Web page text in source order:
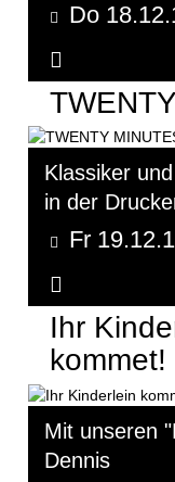
Do
Klassiker
in der
Fr
Ihr
kommet!
Mit unseren
Dennis